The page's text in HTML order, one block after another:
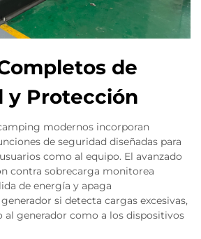
de
y Protección
modernos incorporan
de seguridad diseñadas para
como al equipo. El avanzado
contra sobrecarga monitorea
de energía y apaga
si detecta cargas excesivas,
al generador como a los dispositivos